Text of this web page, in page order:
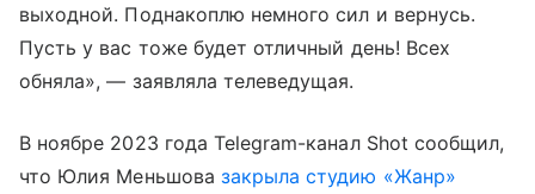
выходной. Поднакоплю немного сил и вернусь.
Пусть у вас тоже будет отличный день! Всех
обняла», — заявляла телеведущая.
В ноябре 2023 года Telegram-канал Shot сообщил,
что Юлия Меньшова закрыла студию «Жанр»